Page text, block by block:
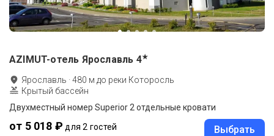
AZIMUT-отель Ярославль 4★
Ярославль ·480 м до реки Которосль
Крытый бассейн
Двухместный номер Superior 2 отдельные кровати
от 5 018 ₽ для 2 гостей Выбрать